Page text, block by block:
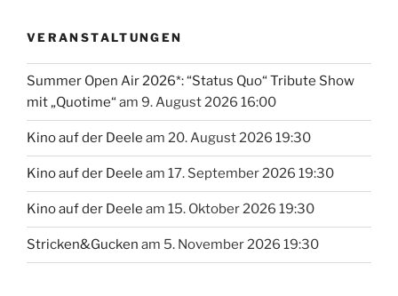
VERANSTALTUNGEN
Summer Open Air 2026*: “Status Quo“ Tribute Show
mit „Quotime“ am 9. August 2026 16:00
Kino auf der Deele am 20. August 2026 19:30
Kino auf der Deele am 17. September 2026 19:30
Kino auf der Deele am 15. Oktober 2026 19:30
Stricken&Gucken am 5. November 2026 19:30